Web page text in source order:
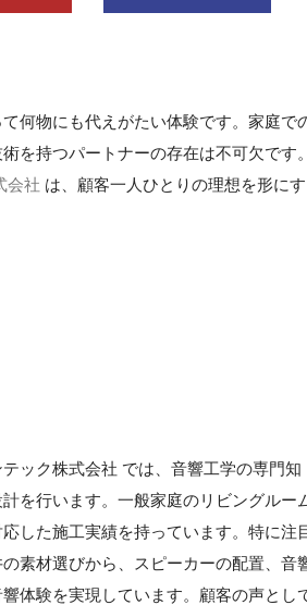
何物にも代えがたい体験です。家庭で
を持つパートナーの存在は不可欠です。
会社 は、顧客一人ひとりの理想を形にす
ック株式会社 では、音響工学の専門知
を行います。一般家庭のリビングルー
した施工実績を持っています。特に注
素材選びから、スピーカーの配置、音
体験を実現しています。顧客の声とし